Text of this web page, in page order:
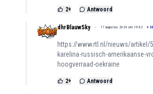
2+ Antwoord
dhrBlauwSky 17 augustus 2024 om 19:42 +
https://www.rtl.nl/nieuws/artikel/
karelina-russisch-amerikaanse-
hoogverraad-oekraine
2+ Antwoord